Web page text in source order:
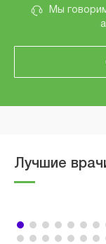
Мы
Лучшие